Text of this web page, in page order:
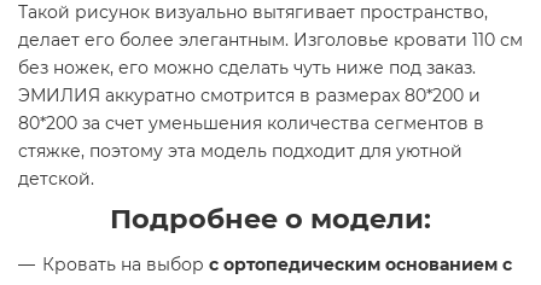
Такой рисунок визуально вытягивает пространство,
делает его более элегантным. Изголовье кровати 110 см
без ножек, его можно сделать чуть ниже под заказ.
ЭМИЛИЯ аккуратно смотрится в размерах 80*200 и
80*200 за счет уменьшения количества сегментов в
стяжке, поэтому эта модель подходит для уютной
детской.
Подробнее о модели:
Кровать на выбор с ортопедическим основанием с